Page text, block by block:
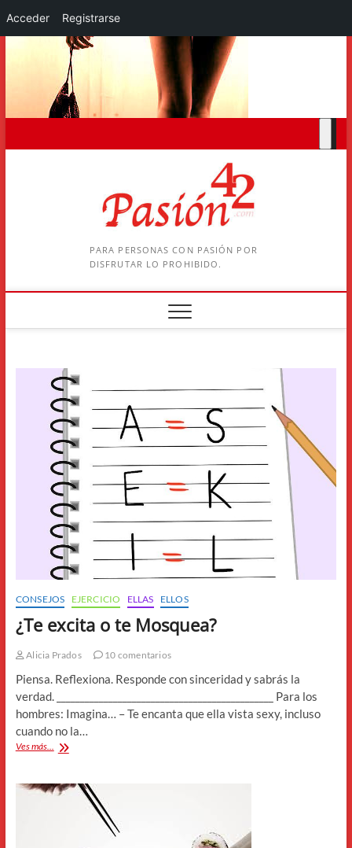
Acceder Registrarse
PARA PERSONAS CON PASIÓN POR
DISFRUTAR LO PROHIBIDO.
CONSEJOS EJERCICIO ELLAS ELLOS
¿Te excita o te Mosquea?
Alicia Prados 10 comentarios
Piensa. Reflexiona. Responde con sinceridad y sabrás la
verdad. ______________________________________________ Para los
hombres: Imagina… – Te encanta que ella vista sexy, incluso
cuando no la…
Ves más... ¿Te
te
Mosquea?